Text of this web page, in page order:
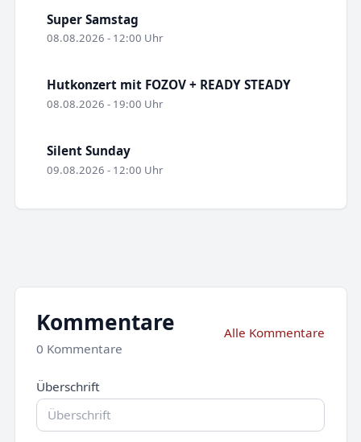
Super Samstag
08.08.2026 - 12:00 Uhr
Hutkonzert mit FOZOV + READY STEADY
08.08.2026 - 19:00 Uhr
Silent Sunday
09.08.2026 - 12:00 Uhr
Kommentare
0 Kommentare
Alle Kommentare
Überschrift